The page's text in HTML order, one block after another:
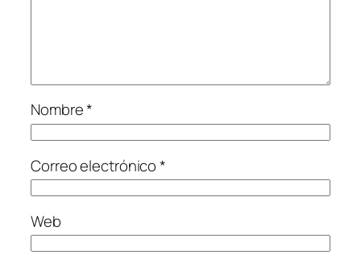
Nombre*
Correo electrónico*
Web